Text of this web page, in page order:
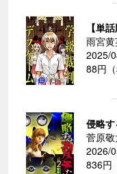
【単
雨宮
2025/
88円（
侵略
菅原
2026/
836円